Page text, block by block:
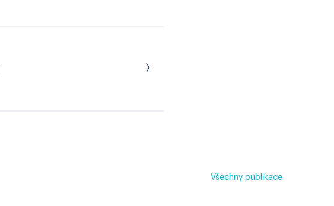
Všechny publikace